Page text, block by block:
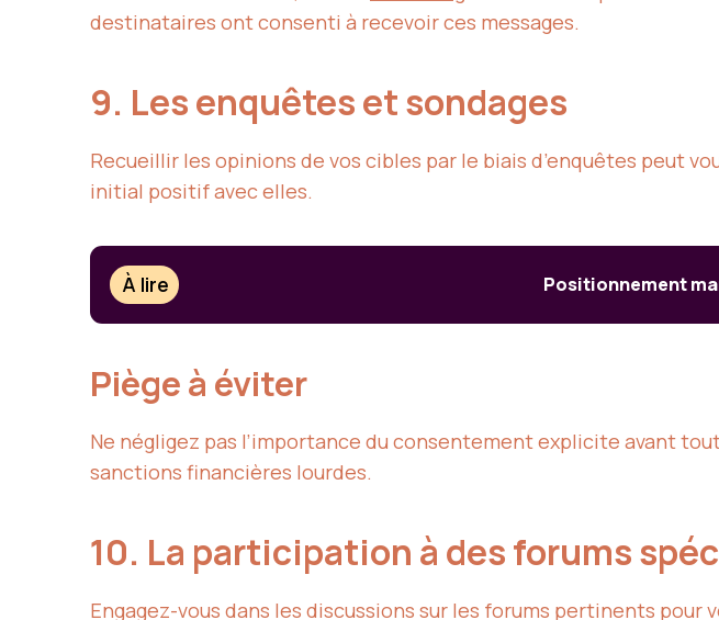
destinataires ont consenti à recevoir ces messages.
9. Les enquêtes et sondages
Recueillir les opinions de vos cibles par le biais d’enquêtes peut
initial positif avec elles.
À lire Positionnement
Piège à éviter
Ne négligez pas l’importance du consentement explicite avant
sanctions financières lourdes.
10. La participation à des forums
Engagez-vous dans les discussions sur les forums pertinents